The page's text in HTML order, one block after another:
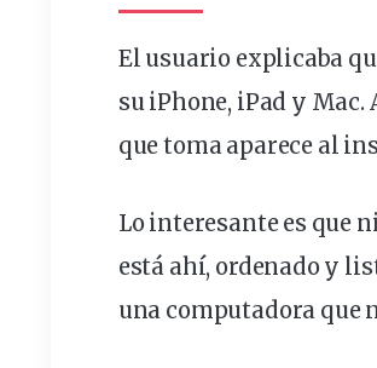
El usuario explicaba
su iPhone, iPad y
que toma aparece al
Lo interesante es que
está ahí, ordenado y
una computadora que